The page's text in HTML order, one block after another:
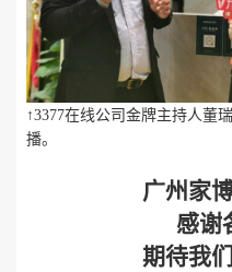
↑3377在线公司金牌主持人董
播。
广州家
感谢
期待我